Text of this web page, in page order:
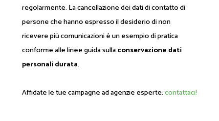
regolarmente. La cancellazione dei dati di contatto di
persone che hanno espresso il desiderio di non
ricevere più comunicazioni è un esempio di pratica
conforme alle linee guida sullaconservazione dati
personali durata.
Affidate le tue campagne ad agenzie esperte:contattaci!